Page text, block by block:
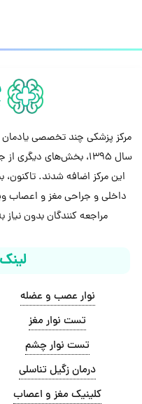
سال 1395، بخش‌های
این مرکز اضافه شدند.
داخلی و جراحی مغز و اعصاب
مراجعه کنندگان بدون نیاز
نوار عصب و عضله
تست نوار مغز
تست نوار چشم
درمان زگیل تناسلی
کلینیک مغز و اعصاب